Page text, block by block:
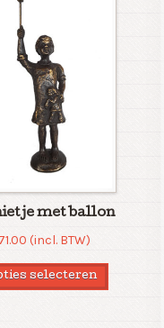
met ballon
(incl. BTW)
selecteren